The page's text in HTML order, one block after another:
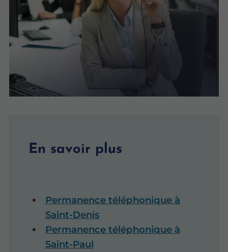
En savoir plus
Permanence téléphonique à
Saint-Denis
Permanence téléphonique à
Saint-Paul